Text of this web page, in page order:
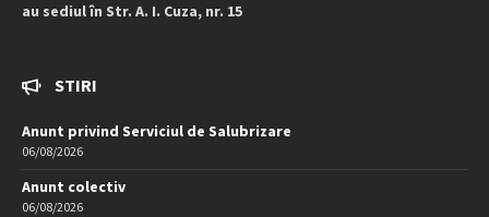
au sediul în Str. A. I. Cuza, nr. 15
STIRI
Anunt privind Serviciul de Salubrizare
06/08/2026
Anunt colectiv
06/08/2026